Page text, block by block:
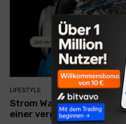
LIFESTYLE
Strom Watch: Daniel
einer vergänglichen